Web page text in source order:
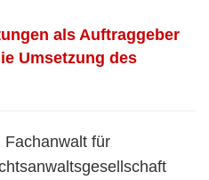
als Auftraggeber
Umsetzung des
Fachanwalt für